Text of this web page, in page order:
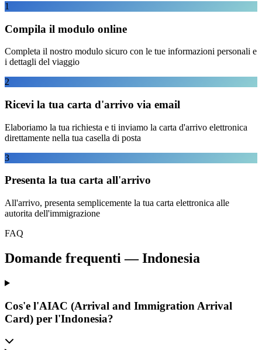
1
Compila il modulo online
Completa il nostro modulo sicuro con le tue informazioni personali e
i dettagli del viaggio
2
Ricevi la tua carta d'arrivo via email
Elaboriamo la tua richiesta e ti inviamo la carta d'arrivo elettronica
direttamente nella tua casella di posta
3
Presenta la tua carta all'arrivo
All'arrivo, presenta semplicemente la tua carta elettronica alle
autorita dell'immigrazione
FAQ
Domande frequenti —Indonesia
Cos'e l'AIAC (Arrival and Immigration Arrival
Card) per l'Indonesia?